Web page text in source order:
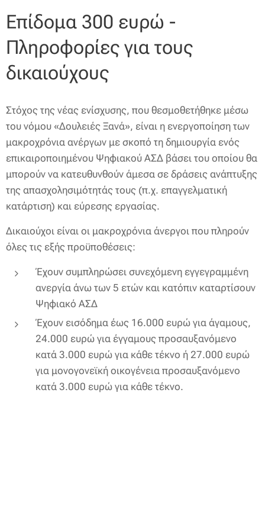
Επίδομα 300 ευρώ -
Πληροφορίες για τους
δικαιούχους
Στόχος της νέας ενίσχυσης, που θεσμοθετήθηκε μέσω
του νόμου «Δουλειές Ξανά», είναι η ενεργοποίηση των
μακροχρόνια ανέργων με σκοπό τη δημιουργία ενός
επικαιροποιημένου Ψηφιακού ΑΣΔ βάσει του οποίου θα
μπορούν να κατευθυνθούν άμεσα σε δράσεις ανάπτυξης
της απασχολησιμότητάς τους (π.χ. επαγγελματική
κατάρτιση) και εύρεσης εργασίας.
Δικαιούχοι είναι οι μακροχρόνια άνεργοι που πληρούν
όλες τις εξής προϋποθέσεις:
Έχουν συμπληρώσει συνεχόμενη εγγεγραμμένη
ανεργία άνω των 5 ετών και κατόπιν καταρτίσουν
Ψηφιακό ΑΣΔ
Έχουν εισόδημα έως 16.000 ευρώ για άγαμους,
24.000 ευρώ για έγγαμους προσαυξανόμενο
κατά 3.000 ευρώ για κάθε τέκνο ή 27.000 ευρώ
για μονογονεϊκή οικογένεια προσαυξανόμενο
κατά 3.000 ευρώ για κάθε τέκνο.